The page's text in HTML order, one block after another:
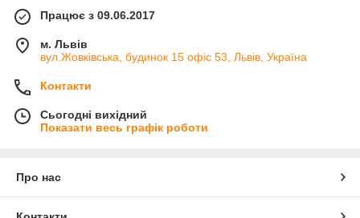
Працює з 09.06.2017
м. Львів
вул.Жовківська, будинок 15 офіс 53, Львів, Україна
Контакти
Сьогодні вихідний
Показати весь графік роботи
Про нас